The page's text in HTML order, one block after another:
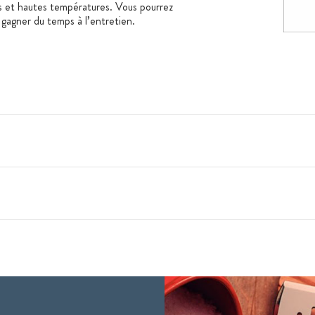
hautes températures. Vous pourrez
du temps à l’entretien.